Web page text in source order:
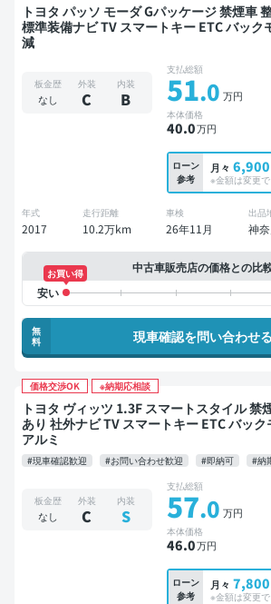
トヨタ パッソ モーダ Gパッケージ 禁煙車 整備記録簿あり
標準装備ナビ TV スマートキー ETC バック
減
板金歴
なし
外装
C
内装
B
支払総額
51.0 万円
本体価格
40.0万円
ローン
参考
月々 6,900
※金額は変更で
年式
2017
走行距離
10.2万km
車検
26年11月
出品
神
中古車販売店の価格との比
お買い得
無
料
現車確認を問い合わせる
価格交渉OK ※納期応相談
トヨタ ヴィッツ 1.3F スマートスタイル 禁煙車 整備記録簿
あり 社外ナビ TV スマートキー ETC バッ
アルミ
#現車確認歓迎 #お問い合わせ歓迎 #即納可 #納
板金歴
なし
外装
C
内装
S
支払総額
57.0 万円
本体価格
46.0万円
ローン
参考
月々 7,800
※金額は変更で